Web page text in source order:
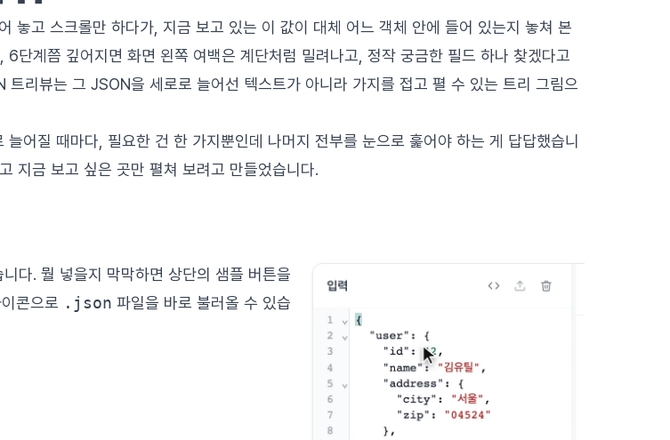
놓고 스크롤만 하다가, 지금 보고 있는 이 값이 대체 어느 객체 안에 들어 있는지 놓쳐 본
단계쯤 깊어지면 화면 왼쪽 여백은 계단처럼 밀려나고, 정작 궁금한 필드 하나 찾겠다고
트리뷰는 그 JSON을 세로로 늘어선 텍스트가 아니라 가지를 접고 펼 수 있는 트리 그림으
어질 때마다, 필요한 건 한 가지뿐인데 나머지 전부를 눈으로 훑어야 하는 게 답답했습니
지금 보고 싶은 곳만 펼쳐 보려고 만들었습니다.
다. 뭘 넣을지 막막하면 상단의 샘플 버튼을
콘으로 .json 파일을 바로 불러올 수 있습